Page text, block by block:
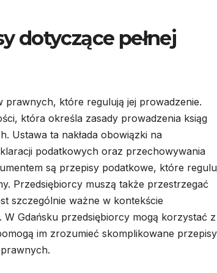
dotyczące pełnej
prawnych, które regulują jej prowadzenie.
która określa zasady prowadzenia ksiąg
Ustawa ta nakłada obowiązki na
podatkowych oraz przechowywania
są przepisy podatkowe, które
Przedsiębiorcy muszą także przestrzegać
szczególnie ważne w kontekście
Gdańsku przedsiębiorcy mogą korzystać z
im zrozumieć skomplikowane przepisy